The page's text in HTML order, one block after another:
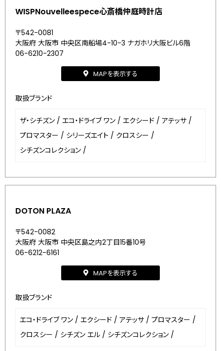
WISPNouvelleespece心斎橋仲庭時計店
〒542-0081
大阪府 大阪市 中央区南船場4-10-3 ナガホリ大阪ビル6階
06-6210-2307
MAPを表示する
取扱ブランド
ザ・シチズン / エコ・ドライブ ワン / エクシード / アテッサ /
プロマスター / シリーズエイト / クロスシー /
シチズンコレクション /
DOTON PLAZA
〒542-0082
大阪府 大阪市 中央区島之内2丁目15番10号
06-6212-6161
MAPを表示する
取扱ブランド
エコ・ドライブ ワン / エクシード / アテッサ / プロマスター /
クロスシー / シチズン エル / シチズンコレクション /